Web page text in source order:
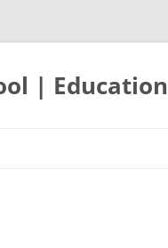
| Education